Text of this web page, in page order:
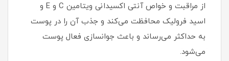
از مراقبت و خواص آنتی اکسیدانی ویتامین C و E و
اسید فرولیک محافظت می‌کند و جذب آن را در پوست
به حداکثر می‌رساند و باعث جوانسازی فعال پوست
می‌شود.